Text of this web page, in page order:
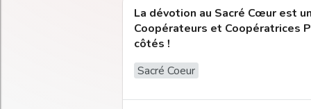
La dévotion au Sacré Cœur est
Coopérateurs et Coopératrices
côtés !
Sacré Coeur